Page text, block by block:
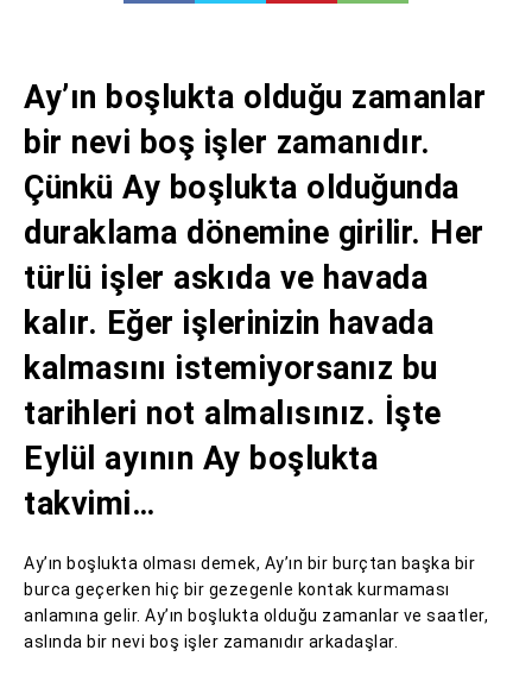
Ay’ın boşlukta olduğu zamanlar
bir nevi boş işler zamanıdır.
Çünkü Ay boşlukta olduğunda
duraklama dönemine girilir. Her
türlü işler askıda ve havada
kalır. Eğer işlerinizin havada
kalmasını istemiyorsanız bu
tarihleri not almalısınız. İşte
Eylül ayının Ay boşlukta
takvimi…
Ay’ın boşlukta olması demek, Ay’ın bir burçtan başka bir
burca geçerken hiç bir gezegenle kontak kurmaması
anlamına gelir. Ay’ın boşlukta olduğu zamanlar ve saatler,
aslında bir nevi boş işler zamanıdır arkadaşlar.